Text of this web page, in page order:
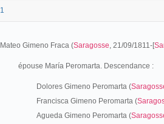
1
Mateo Gimeno Fraca (Saragosse, 21/09/1811-[
épouse María Peromarta. Descendance :
Dolores Gimeno Peromarta (
Francisca Gimeno Peromarta (
Agueda Gimeno Peromarta (